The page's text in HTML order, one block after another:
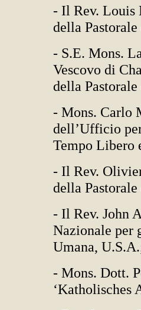
- Il Rev. Louis
della
- S.E. Mons.
Vescovo di
della
- Mons. Carlo
dell’Ufficio
Tempo Libero
- Il Rev.
della
- Il Rev. John
Nazionale
Umana,
- Mons. Dott.
‘Katholisches